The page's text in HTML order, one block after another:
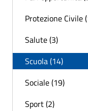
Protezione Civile
Salute (3)
Scuola (14)
Sociale (19)
Sport (2)